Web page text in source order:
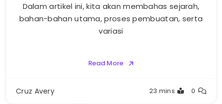
Dalam artikel ini, kita akan membahas sejarah,
bahan-bahan utama, proses pembuatan, serta
variasi
Read More
Cruz Avery 23 mins 0